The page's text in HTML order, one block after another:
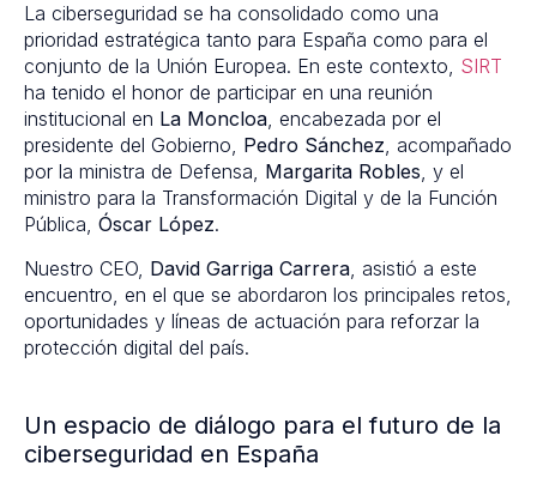
La ciberseguridad se ha consolidado como una
prioridad estratégica tanto para España como para el
conjunto de la Unión Europea. En este contexto, SIRT
ha tenido el honor de participar en una reunión
institucional en La Moncloa, encabezada por el
presidente del Gobierno, Pedro Sánchez, acompañado
por la ministra de Defensa, Margarita Robles, y el
ministro para la Transformación Digital y de la Función
Pública, Óscar López.
Nuestro CEO, David Garriga Carrera , asistió a este
encuentro, en el que se abordaron los principales retos,
oportunidades y líneas de actuación para reforzar la
protección digital del país.
Un espacio de diálogo para el futuro de la
ciberseguridad en España